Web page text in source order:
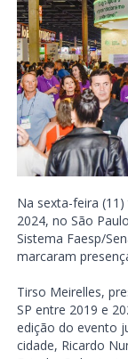
Na sexta-feira
2024, no São
Sistema Faesp/
marcaram
Tirso Meirelles,
SP entre 2019 e
edição do evento
cidade, Ricardo